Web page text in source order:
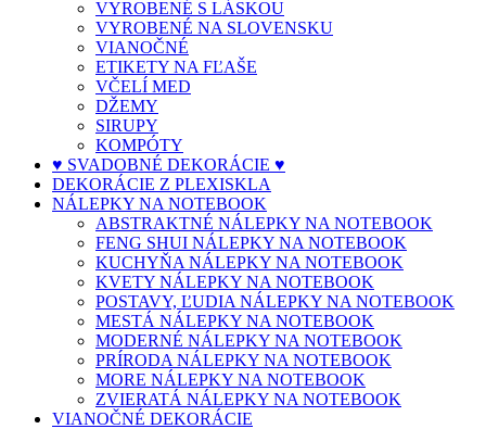
VYROBENÉ S LÁSKOU
VYROBENÉ NA SLOVENSKU
VIANOČNÉ
ETIKETY NA FĽAŠE
VČELÍ MED
DŽEMY
SIRUPY
KOMPÓTY
♥ SVADOBNÉ DEKORÁCIE ♥
DEKORÁCIE Z PLEXISKLA
NÁLEPKY NA NOTEBOOK
ABSTRAKTNÉ NÁLEPKY NA NOTEBOOK
FENG SHUI NÁLEPKY NA NOTEBOOK
KUCHYŇA NÁLEPKY NA NOTEBOOK
KVETY NÁLEPKY NA NOTEBOOK
POSTAVY, ĽUDIA NÁLEPKY NA NOTEBOOK
MESTÁ NÁLEPKY NA NOTEBOOK
MODERNÉ NÁLEPKY NA NOTEBOOK
PRÍRODA NÁLEPKY NA NOTEBOOK
MORE NÁLEPKY NA NOTEBOOK
ZVIERATÁ NÁLEPKY NA NOTEBOOK
VIANOČNÉ DEKORÁCIE